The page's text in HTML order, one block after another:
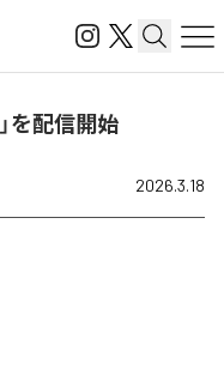
を配信開始
2026.3.18